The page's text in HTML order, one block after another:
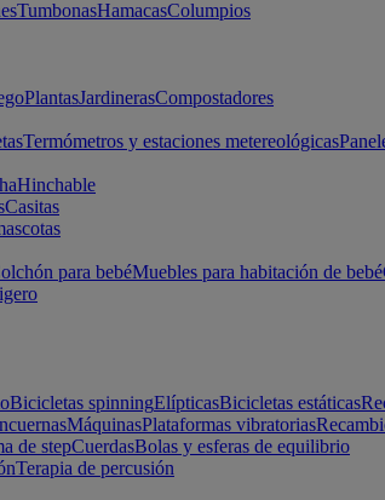
TumbonasHamacasColumpios
PlantasJardinerasCompostadores
Termómetros y estaciones metereológicas
Hinchable
Casitas
para bebéMuebles para habitación de bebé
Bicicletas spinningElípticasBicicletas estáticas
MáquinasPlataformas vibratorias
de stepCuerdasBolas y esferas de equilibrio
Terapia de percusión